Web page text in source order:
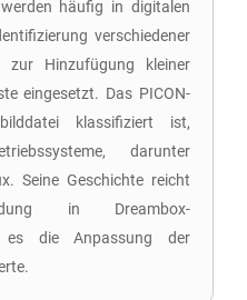
häufig in digitalen
verschiedener
Hinzufügung kleiner
eingesetzt. Das PICON-
klassifiziert ist,
darunter
Seine Geschichte reicht
in Dreambox-
es die Anpassung der